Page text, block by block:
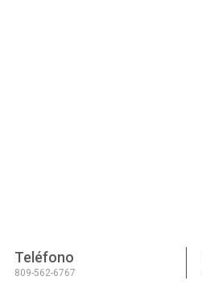
Teléfono
809-562-6767